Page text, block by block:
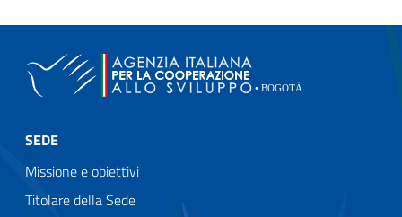
SEDE
Missione e obiettivi
Titolare della Sede